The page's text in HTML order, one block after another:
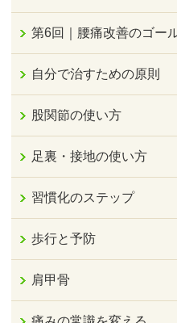
第6回｜腰痛改善のゴー
自分で治すための原則
股関節の使い方
足裏・接地の使い方
習慣化のステップ
歩行と予防
肩甲骨